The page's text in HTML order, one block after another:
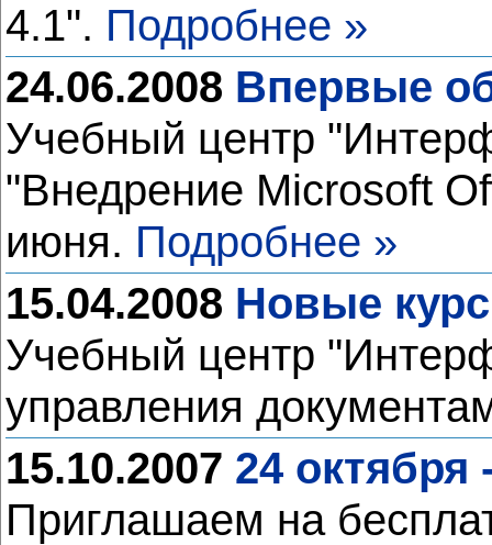
4.1". Подробнее »
24.06.2008 Впервые
Учебный центр
"Внедрение Microsoft
июня. Подробнее »
15.04.2008 Новые
Учебный центр
управления
15.10.2007 24
Приглашаем на